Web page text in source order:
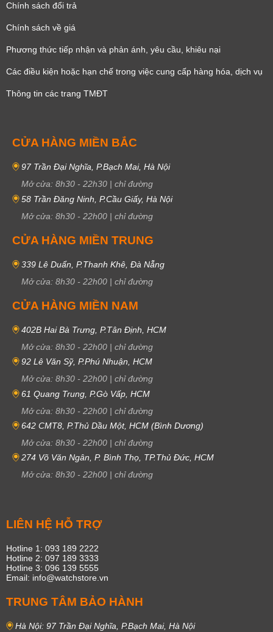
Chính sách đổi trả
Chính sách về giá
Phương thức tiếp nhận và phản ánh, yêu cầu, khiêu nại
Các điều kiện hoặc hạn chế trong việc cung cấp hàng hóa, dịch vụ
Thông tin các trang TMĐT
CỬA HÀNG MIỀN BẮC
97 Trần Đại Nghĩa, P.Bạch Mai, Hà Nội
Mở cửa: 8h30 - 22h30 | chỉ đường
58 Trần Đăng Ninh, P.Cầu Giấy, Hà Nội
Mở cửa: 8h30 - 22h00 | chỉ đường
CỬA HÀNG MIỀN TRUNG
339 Lê Duẩn, P.Thanh Khê, Đà Nẵng
Mở cửa: 8h30 - 22h00 | chỉ đường
CỬA HÀNG MIỀN NAM
402B Hai Bà Trưng, P.Tân Định, HCM
Mở cửa: 8h30 - 22h00 | chỉ đường
92 Lê Văn Sỹ, P.Phú Nhuận, HCM
Mở cửa: 8h30 - 22h00 | chỉ đường
61 Quang Trung, P.Gò Vấp, HCM
Mở cửa: 8h30 - 22h00 | chỉ đường
642 CMT8, P.Thủ Dầu Một, HCM (Bình Dương)
Mở cửa: 8h30 - 22h00 | chỉ đường
274 Võ Văn Ngân, P. Bình Thọ, TP.Thủ Đức, HCM
Mở cửa: 8h30 - 22h00 | chỉ đường
LIÊN HỆ HỖ TRỢ
Hotline 1: 093 189 2222
Hotline 2: 097 189 3333
Hotline 3: 096 139 5555
Email: info@watchstore.vn
TRUNG TÂM BẢO HÀNH
Hà Nội: 97 Trần Đại Nghĩa, P.Bạch Mai, Hà Nội